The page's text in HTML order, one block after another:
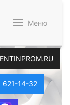
Меню
621-14-32